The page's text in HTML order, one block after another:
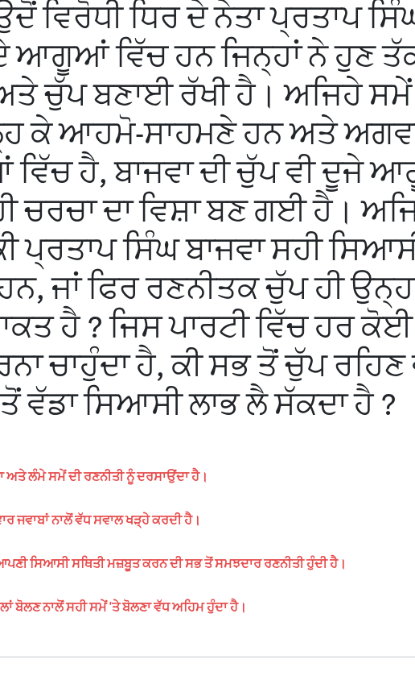
ਵਿਰੋਧੀ ਧਿਰ ਦੇ ਨੇਤਾ ਪ੍ਰਤਾਪ
ਆਗੂਆਂ ਵਿੱਚ ਹਨ ਜਿਨ੍ਹਾਂ ਨੇ ਹੁਣ
ਚੁੱਪ ਬਣਾਈ ਰੱਖੀ ਹੈ। ਅਜਿਹੇ
ਕੇ ਆਹਮੋ-ਸਾਹਮਣੇ ਹਨ ਅਤੇ
ਹੈ, ਬਾਜਵਾ ਦੀ ਚੁੱਪ ਵੀ ਦੂਜੇ
ਚਰਚਾ ਦਾ ਵਿਸ਼ਾ ਬਣ ਗਈ ਹੈ।
ਪ੍ਰਤਾਪ ਸਿੰਘ ਬਾਜਵਾ ਸਹੀ
ਜਾਂ ਫਿਰ ਰਣਨੀਤਕ ਚੁੱਪ ਹੀ
ਹੈ ? ਜਿਸ ਪਾਰਟੀ ਵਿੱਚ ਹਰ
ਚਾਹੁੰਦਾ ਹੈ, ਕੀ ਸਭ ਤੋਂ ਚੁੱਪ
ਸਿਆਸੀ ਲਾਭ ਲੈ ਸੱਕਦਾ ਹੈ ?
ਅਤੇ ਲੰਮੇ ਸਮੇਂ ਦੀ ਰਣਨੀਤੀ ਨੂੰ ਦਰਸਾਉਂਦਾ ਹੈ।
ਜਵਾਬਾਂ ਨਾਲੋਂ ਵੱਧ ਸਵਾਲ ਖੜ੍ਹੇ ਕਰਦੀ ਹੈ।
ਸਿਆਸੀ ਸਥਿਤੀ ਮਜ਼ਬੂਤ ਕਰਨ ਦੀ ਸਭ ਤੋਂ ਸਮਝਦਾਰ ਰਣਨੀਤੀ ਹੁੰਦੀ ਹੈ।
ਬੋਲਣ ਨਾਲੋਂ ਸਹੀ ਸਮੇਂ 'ਤੇ ਬੋਲਣਾ ਵੱਧ ਅਹਿਮ ਹੁੰਦਾ ਹੈ।